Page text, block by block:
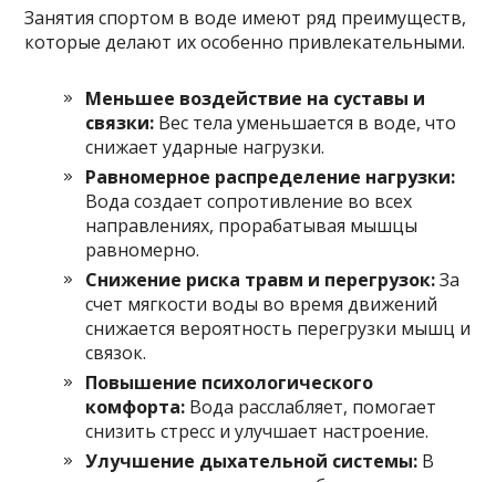
Занятия спортом в воде имеют ряд преимуществ,
которые делают их особенно привлекательными.
Меньшее воздействие на суставы и
связки: Вес тела уменьшается в воде, что
снижает ударные нагрузки.
Равномерное распределение нагрузки:
Вода создает сопротивление во всех
направлениях, прорабатывая мышцы
равномерно.
Снижение риска травм и перегрузок:За
счет мягкости воды во время движений
снижается вероятность перегрузки мышц и
связок.
Повышение психологического
комфорта: Вода расслабляет, помогает
снизить стресс и улучшает настроение.
Улучшение дыхательной системы: В